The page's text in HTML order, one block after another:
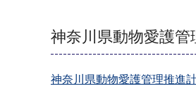
神奈川県動物愛護管
神奈川県動物愛護管理推進